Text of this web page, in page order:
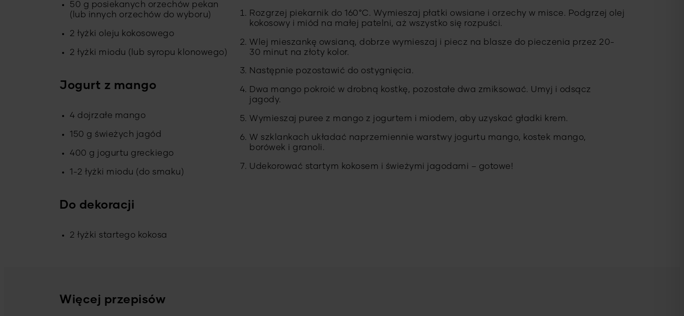
50 g posiekanych orzechów pekan
(lub innych orzechów do wyboru)
2 łyżki oleju kokosowego
2 łyżki miodu (lub syropu klonowego)
Jogurt z mango
4 dojrzałe mango
150 g świeżych jagód
400 g jogurtu greckiego
1-2 łyżki miodu (do smaku)
Do dekoracji
2 łyżki startego kokosa
Rozgrzej piekarnik do 160°C. Wymieszaj płatki owsiane i orzechy w misce. Podgrzej olej
kokosowy i miód na małej patelni, aż wszystko się rozpuści.
Wlej mieszankę owsianą, dobrze wymieszaj i piecz na blasze do pieczenia przez 20-
30 minut na złoty kolor.
Następnie pozostawić do ostygnięcia.
Dwa mango pokroić w drobną kostkę, pozostałe dwa zmiksować. Umyj i odsącz
jagody.
Wymieszaj puree z mango z jogurtem i miodem, aby uzyskać gładki krem.
W szklankach układać naprzemiennie warstwy jogurtu mango, kostek mango,
borówek i granoli.
Udekorować startym kokosem i świeżymi jagodami – gotowe!
Więcej przepisów